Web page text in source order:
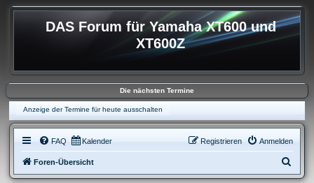
DAS Forum für Yamaha XT600 und
XT600Z
Die nächsten Termine
Anzeige der Termine für heute ausschalten
FAQ Kalender Anmelden
Registrieren
Foren-Übersicht
u